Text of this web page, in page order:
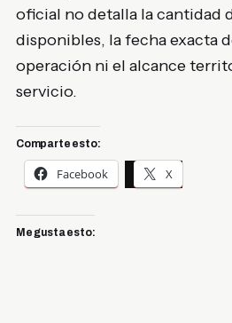
oficial no detalla la cantidad
disponibles, la fecha exacta
operación ni el alcance
servicio.
Comparte esto:
Facebook X
Me gusta esto: